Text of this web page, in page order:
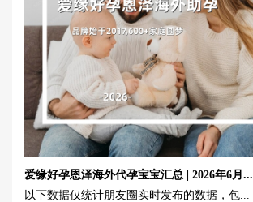
爱缘好孕恩泽海外代孕宝宝汇总 | 2026年6月...
以下数据仅统计朋友圈实时发布的数据，包...